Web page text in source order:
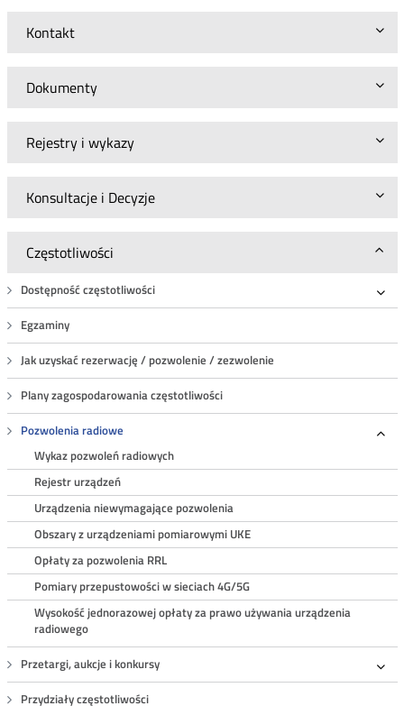
Kontakt
Dokumenty
Rejestry i wykazy
Konsultacje i Decyzje
Częstotliwości
Dostępność częstotliwości
Egzaminy
Jak uzyskać rezerwację / pozwolenie / zezwolenie
Plany zagospodarowania częstotliwości
Pozwolenia radiowe
Wykaz pozwoleń radiowych
Rejestr urządzeń
Urządzenia niewymagające pozwolenia
Obszary z urządzeniami pomiarowymi UKE
Opłaty za pozwolenia RRL
Pomiary przepustowości w sieciach 4G/5G
Wysokość jednorazowej opłaty za prawo używania urządzenia
radiowego
Przetargi, aukcje i konkursy
Przydziały częstotliwości